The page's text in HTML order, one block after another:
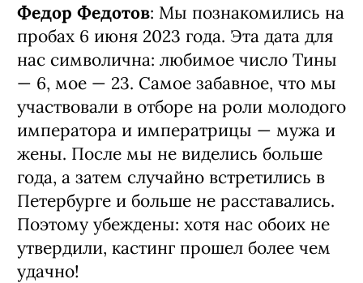
Федор Федотов: Мы познакомились на
пробах 6 июня 2023 года. Эта дата для
нас символична: любимое число Тины
— 6, мое — 23. Самое забавное, что мы
участвовали в отборе на роли молодого
императора и императрицы — мужа и
жены. После мы не виделись больше
года, а затем случайно встретились в
Петербурге и больше не расставались.
Поэтому убеждены: хотя нас обоих не
утвердили, кастинг прошел более чем
удачно!